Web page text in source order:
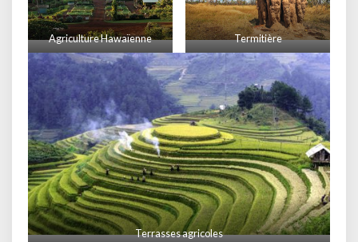
Agriculture Hawaïenne Termitière
Terrasses agricoles